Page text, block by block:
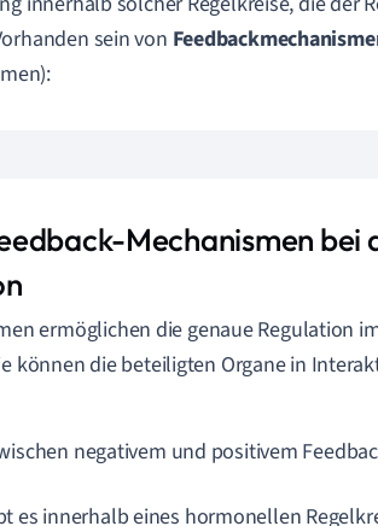
sein von
Mechanismen bei
ermöglichen die genaue Regulation
können die beteiligten Organe in
negativem und positivem
es innerhalb eines hormonellen